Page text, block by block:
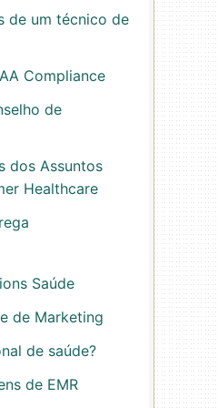
de um técnico de
Compliance
de
dos Assuntos
Healthcare
Saúde
de Marketing
de saúde?
de EMR